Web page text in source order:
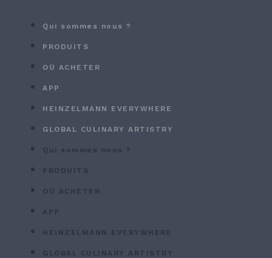
Qui sommes nous ?
PRODUITS
OÙ ACHETER
APP
HEINZELMANN EVERYWHERE
GLOBAL CULINARY ARTISTRY
Qui sommes nous ?
PRODUITS
OÙ ACHETER
APP
HEINZELMANN EVERYWHERE
GLOBAL CULINARY ARTISTRY